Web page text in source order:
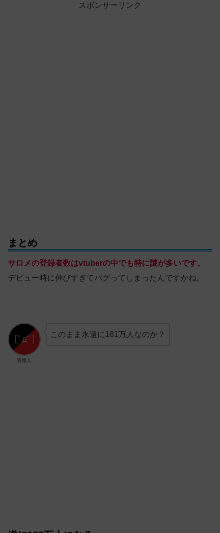
スポンサーリンク
まとめ
サロメの登録者数はvtuberの中でも特に謎が多いです。
デビュー時に伸びすぎてバグってしまったんですかね。
管理人
このまま永遠に181万人なのか？